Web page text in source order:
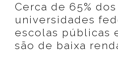
Cerca de 65%
universidades
escolas públicas
são de baixa